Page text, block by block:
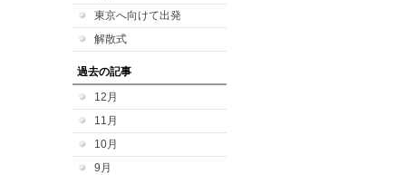
東京へ向けて出発
解散式
過去の記事
12月
11月
10月
9月